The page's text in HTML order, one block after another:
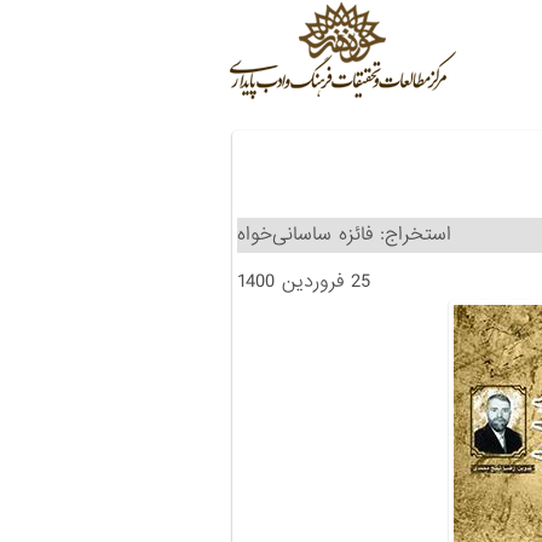
استخراج: فائزه ساسانی‌خواه
25 فروردین 1400